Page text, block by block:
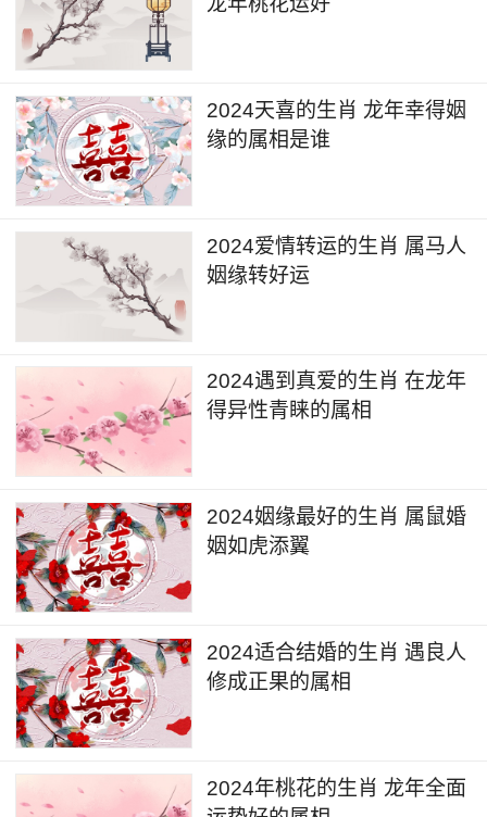
2024天喜的生肖 龙年幸得姻
缘的属相是谁
2024爱情转运的生肖 属马人
姻缘转好运
2024遇到真爱的生肖 在龙年
得异性青睐的属相
2024姻缘最好的生肖 属鼠婚
姻如虎添翼
2024适合结婚的生肖 遇良人
修成正果的属相
2024年桃花的生肖 龙年全面